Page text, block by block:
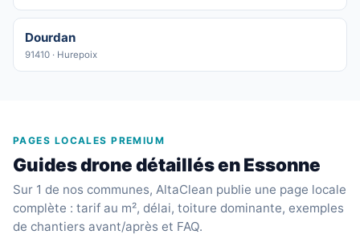
Dourdan
91410 · Hurepoix
PAGES LOCALES PREMIUM
Guides drone détaillés en Essonne
Sur 1 de nos communes, AltaClean publie une page locale
complète : tarif au m², délai, toiture dominante, exemples
de chantiers avant/après et FAQ.